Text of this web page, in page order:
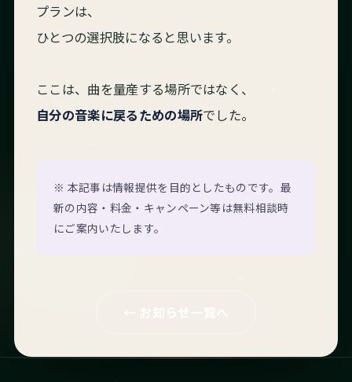
プランは、
ひとつの選択肢になると思います。
ここは、曲を量産する場所ではなく、
自分の音楽に戻るための場所でした。
※ 本記事は情報提供を目的としたものです。最
新の内容・料金・キャンペーン等は無料相談時
にご案内いたします。